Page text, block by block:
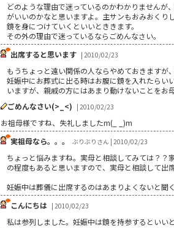
どのような理由で迷っているのかわかりませんが
がいいのかなと思いますよ。主サンもおみおくり
鏡を身につけていくといいとききます。
その外の理由で迷っているならごめんなさい。
出席すると思います | 2010/02/23
もうちょっと遠い関係の人ならやめておきますが
妊娠中にお葬式に出る時はお腹に鏡を入れたらい
いますが、親戚の方にはあまり動けないことをお
ごめんなさい(>_<) | 2010/02/23
お祖母様ですね、失礼しましたm(_ _)m
実祖母なら。。。
ぶりぶりさん | 2010/02/23
ちょっと悩みますね。実母と相談してみては？
の程度もあると思いますので、実母と相談して出
妊娠中は葬儀に出席するのはあまりよくないと聞
こんにちは | 2010/02/23
私は参列しました。妊娠中は鏡を持参するといい